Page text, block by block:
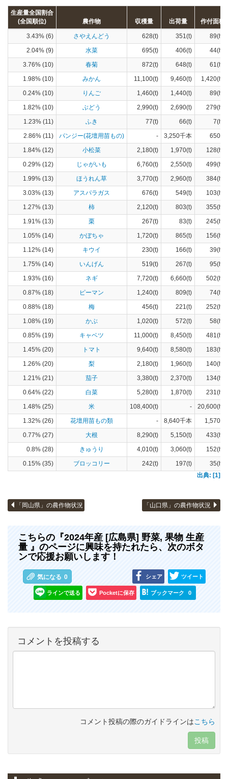
生産量全国割合
(全国順位)
農作物 収穫量 出荷量 作付面積
3.43% (6) さやえんどう 628(t) 351(t)
89(ha)
2.04% (9)
水菜 695(t) 406(t)
44(ha)
3.76% (10)
春菊 872(t) 648(t)
61(ha)
1.98% (10)
みかん 11,100(t) 9,460(t)
1,420(ha)
0.24% (10)
りんご 1,460(t) 1,440(t)
89(ha)
1.82% (10)
ぶどう 2,990(t) 2,690(t)
279(ha)
1.23% (11)
ふき 77(t) 66(t)
7(ha)
2.86% (11)
パンジー(花壇用苗もの) - 3,250千本
650(a)
1.84% (12)
小松菜 2,180(t) 1,970(t)
128(ha)
0.29% (12)
じゃがいも 6,760(t) 2,550(t)
499(ha)
1.99% (13)
ほうれん草 3,770(t) 2,960(t)
384(ha)
3.03% (13)
アスパラガス 676(t) 549(t)
103(ha)
1.27% (13)
柿 2,120(t) 803(t)
355(ha)
1.91% (13)
栗 267(t) 83(t)
245(ha)
1.05% (14)
かぼちゃ 1,720(t) 865(t)
156(ha)
1.12% (14)
キウイ 230(t) 166(t)
39(ha)
1.75% (14)
いんげん 519(t) 267(t)
95(ha)
1.93% (16)
ネギ 7,720(t) 6,660(t)
502(ha)
0.87% (18)
ピーマン 1,240(t) 809(t)
74(ha)
0.88% (18)
梅 456(t) 221(t)
252(ha)
1.08% (19)
かぶ 1,020(t) 572(t)
58(ha)
0.85% (19)
キャベツ 11,000(t) 8,450(t)
481(ha)
1.45% (20)
トマト 9,640(t) 8,580(t)
183(ha)
1.26% (20)
梨 2,180(t) 1,960(t)
140(ha)
1.21% (21)
茄子 3,380(t) 2,370(t)
134(ha)
0.64% (22)
白菜 5,280(t) 1,870(t)
231(ha)
1.48% (25)
米 108,400(t) -
20,600(ha)
1.32% (26)
花壇用苗もの類 - 8,640千本
1,570(a)
0.77% (27)
大根 8,290(t) 5,150(t)
433(ha)
0.8% (28)
きゅうり 4,010(t) 3,060(t)
152(ha)
0.15% (35)
ブロッコリー 242(t) 197(t)
35(ha)
出典: [1]
「岡山県」の農作物状況 「山口県」の農作物状況
こちらの『2024年産 [広島県] 野菜, 果物 生産
量 』のページに興味を持たれたら、次のボタ
ンで応援お願いします！
気になる 0 シェア ツイート
ラインで送る Pocketに保存 ブックマーク 0
コメントを投稿する
コメント投稿の際のガイドラインはこちら
投稿